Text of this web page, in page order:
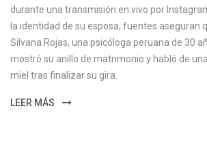
durante una transmisión en vivo por
la identidad de su esposa, fuentes aseguran
Silvana Rojas, una psicóloga peruana de 30
mostró su anillo de matrimonio y habló de
miel tras finalizar su gira.
LEER MÁS